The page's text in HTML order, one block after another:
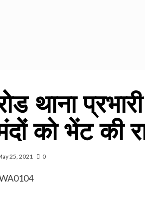
थाना
को भेंट की
25, 2021 0